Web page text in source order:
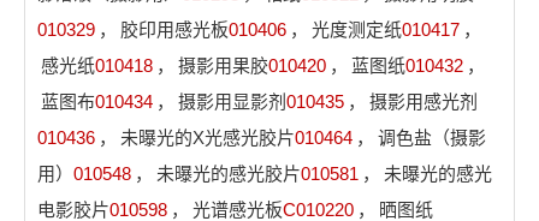
010329 ， 胶印用感光板010406 ， 光度测定纸010417 ，
感光纸010418 ， 摄影用果胶010420 ， 蓝图纸010432 ，
蓝图布010434 ， 摄影用显影剂 010435 ，
摄影用感光剂
010436 ， 未曝光的X光感光胶片010464 ，
调色盐（摄影
用） 010548 ， 未曝光的感光胶片010581 ，
未曝光的感光
电影胶片010598 ， 光谱感光板C010220 ，
晒图纸